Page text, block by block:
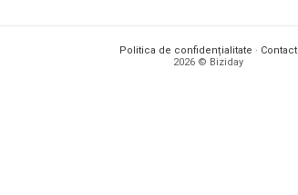
Politica de confidențialitate · Contact
2026 © Biziday